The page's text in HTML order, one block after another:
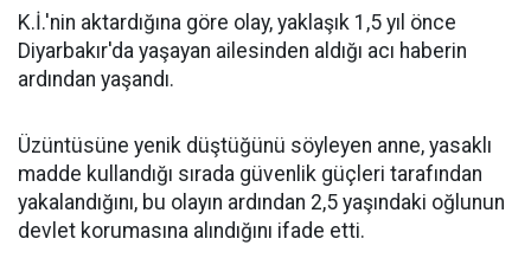
K.İ.'nin aktardığına göre olay, yaklaşık 1,5 yıl önce
Diyarbakır'da yaşayan ailesinden aldığı acı haberin
ardından yaşandı.
Üzüntüsüne yenik düştüğünü söyleyen anne, yasaklı
madde kullandığı sırada güvenlik güçleri tarafından
yakalandığını, bu olayın ardından 2,5 yaşındaki oğlunun
devlet korumasına alındığını ifade etti.